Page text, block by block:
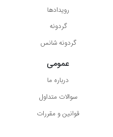
رویدادها
گردونه
گردونه شانس
عمومی
درباره ما
سوالات متداول
قوانین و مقررات